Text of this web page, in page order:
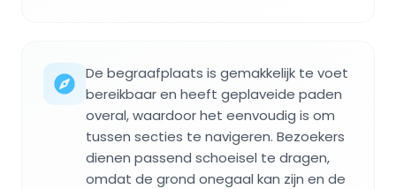
De begraafplaats is gemakkelijk te voet
bereikbaar en heeft geplaveide paden
overal, waardoor het eenvoudig is om
tussen secties te navigeren. Bezoekers
dienen passend schoeisel te dragen,
omdat de grond onegaal kan zijn en de